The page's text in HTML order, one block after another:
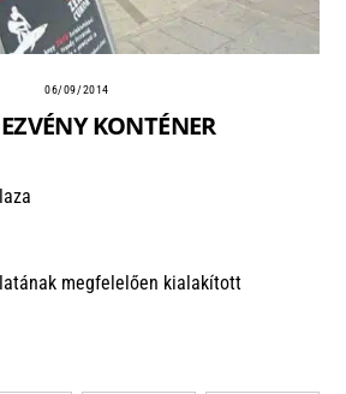
06/09/2014
KONTÉNER
megfelelően kialakított